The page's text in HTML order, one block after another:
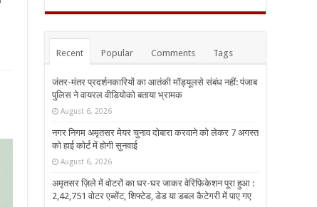
Recent Popular Comments Tags
जंतर-मंतर प्रदर्शनकारियों का आतंकी मॉड्यूलसे संबंध नहीं: पंजाब
पुलिस ने वायरल वीडियोको बताया भ्रामक
August 6, 2026
नगर निगम अमृतसर मेयर चुनाव दोबारा करवाने को लेकर 7 अगस्त
को हाई कोर्ट में होगी सुनवाई
August 6, 2026
अमृतसर ज़िले में वोटरों का घर-घर जाकर वेरिफ़िकेशन पूरा हुआ :
2,42,751 वोटर एब्सेंट, शिफ्टेड, डेड या डबल कैटेगरी में पाए गए